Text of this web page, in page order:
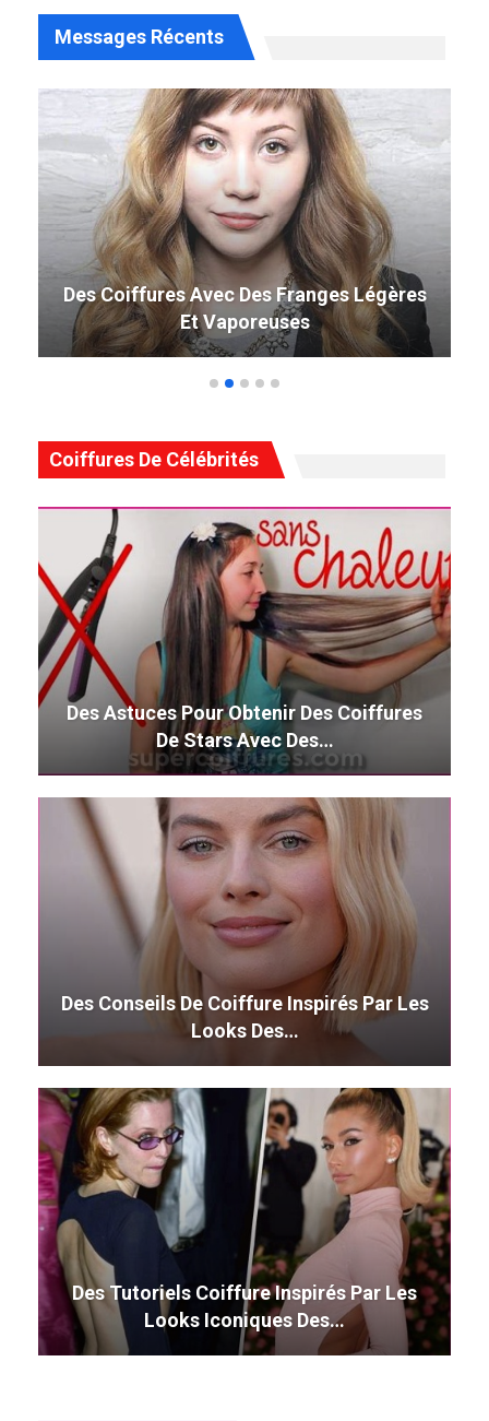
Messages Récents
Des Coiffures Avec Des Franges Légères
Et Vaporeuses
Coiffures De Célébrités
Des Astuces Pour Obtenir Des Coiffures
De Stars Avec Des…
Des Conseils De Coiffure Inspirés Par Les
Looks Des…
Des Tutoriels Coiffure Inspirés Par Les
Looks Iconiques Des…